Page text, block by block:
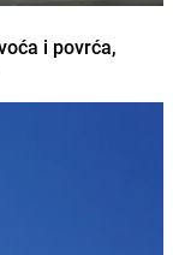
i povrća,